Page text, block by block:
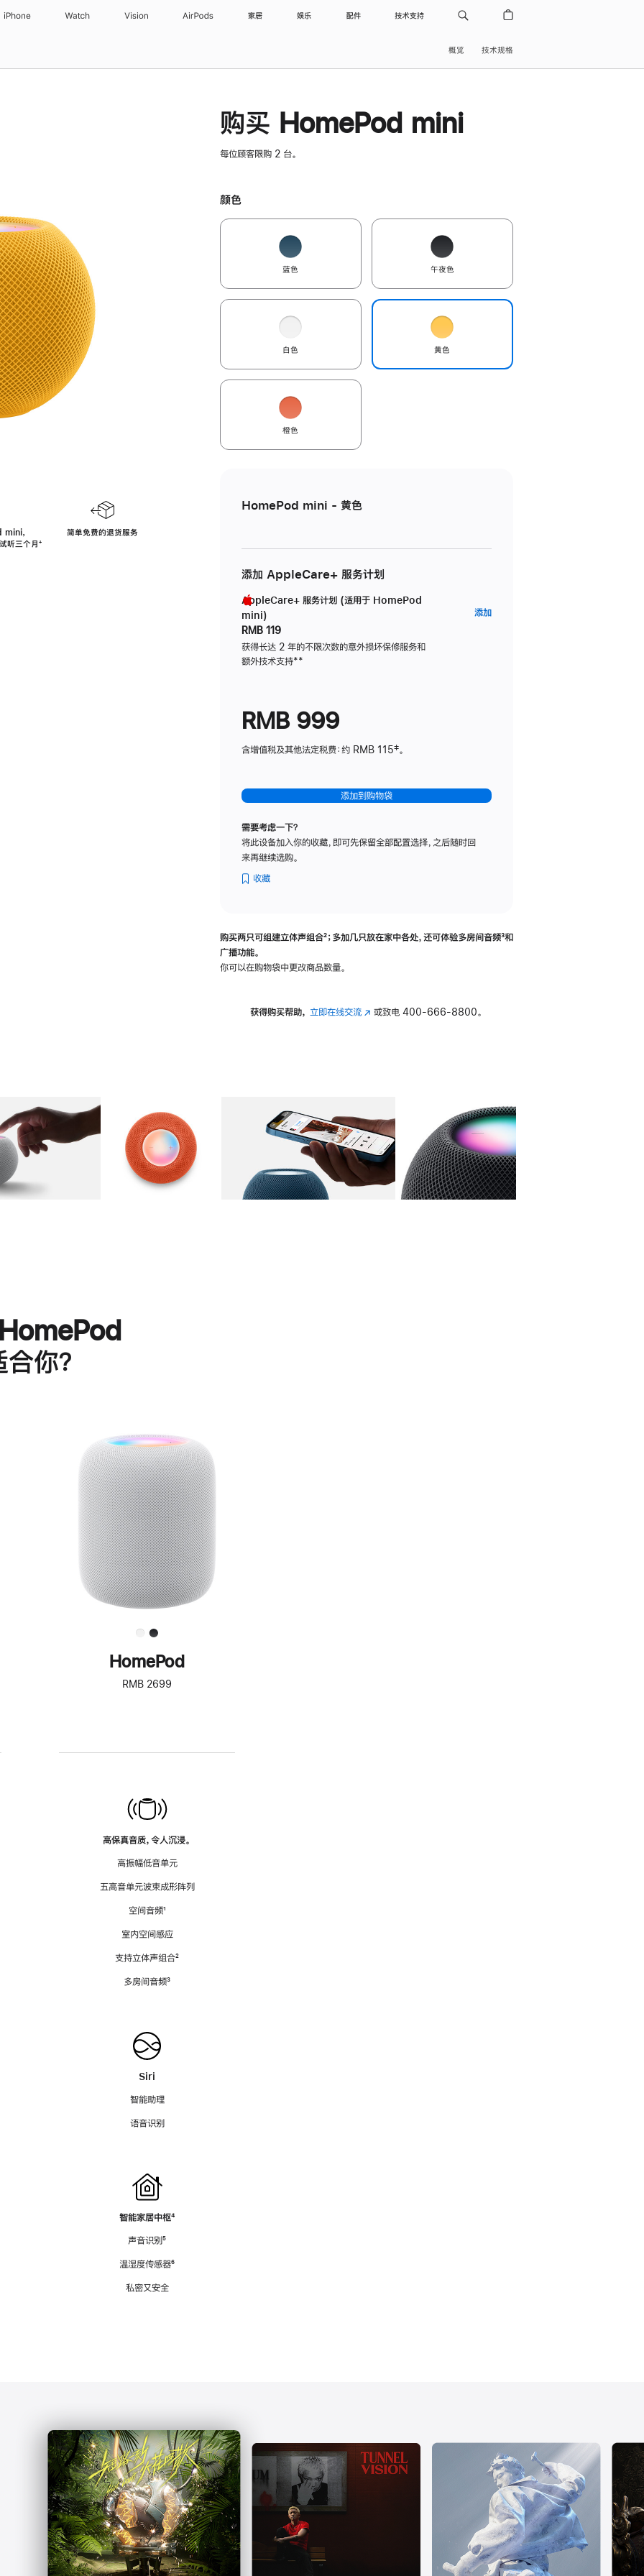
iPhone Watch Vision AirPods 家居 娱乐 配件 技术支持
概览 技术规格
，
听三个月脚
⁺
简单免费的退货服务
购买 HomePod mini
每位顾客限购 2 台。
颜色
蓝色 午夜色
白色 黄色
橙色
HomePod mini - 黄色
添加 AppleCare+ 服务计划
AppleCare+ 服务计划 (适用于 HomePod
mini)
RMB 119
获得长达 2 年的不限次数的意外损坏保修服务和
额外技术支持脚
**
添加AppleCare+
RMB 999
含增值税及其他法定税费：约 RMB 115‡。
添加到购物袋
需要考虑一下？
将此设备加入你的收藏，即可先保留全部配置选择，之后随时回
来再继续选购。
收藏
购买两只可组建立体声组合脚
²；多加几只放在家中各处，还可体验多‍房‍间音频脚
³和
广播功能。
你可以在购物袋中更改商品数量。
获得购买帮助， 立即在线交流(在 或致电 400-666-8800。
图库 图像 图库 图像 图库 图像 4 图库 图像 5
你？
进
一
步
了
解
HomePod<
HomePod
RMB 2699
高保真音质，令人沉浸。
高振幅低音单元
五高音单元波束成形阵列
空间音频脚
¹
室内空间感应
支持立体声组合脚
²
多房间音频脚
³
Siri
智能助理
语音识别
智能家居中枢脚
⁴
声音识别脚
⁵
温湿度传感器脚
⁶
私密又安全